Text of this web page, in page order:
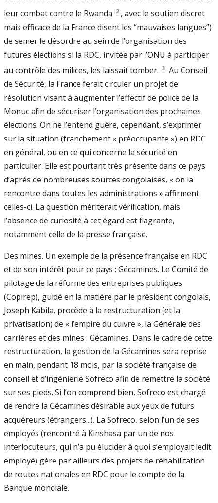
leur combat contre le Rwanda [2], avec le soutien discret
mais efficace de la France disent les “mauvaises langues”)
de semer le désordre au sein de l’organisation des
futures élections si la RDC, invitée par l’ONU à participer
au contrôle des milices, les laissait tomber. [3] Au Conseil
de Sécurité, la France ferait circuler un projet de
résolution visant à augmenter l’effectif de police de la
Monuc afin de sécuriser l’organisation des prochaines
élections. On ne l’entend guère, cependant, s’exprimer
sur la situation (franchement « préoccupante ») en RDC
en général, ou en ce qui concerne la sécurité en
particulier. Elle est pourtant très présente dans ce pays
d’après de nombreuses sources congolaises, « on la
rencontre dans toutes les administrations » affirment
celles-ci. La question mériterait vérification, mais
l’absence de curiosité à cet égard est flagrante,
notamment celle de la presse française.
Des mines. Un exemple de la présence française en RDC
et de son intérêt pour ce pays : Gécamines. Le Comité de
pilotage de la réforme des entreprises publiques
(Copirep), guidé en la matière par le président congolais,
Joseph Kabila, procède à la restructuration (et la
privatisation) de « l’empire du cuivre », la Générale des
carrières et des mines : Gécamines. Dans le cadre de cette
restructuration, la gestion de la Gécamines sera reprise
en main, pendant 18 mois, par la société française de
conseil et d’ingénierie Sofreco afin de remettre la société
sur ses pieds. Si l’on comprend bien, Sofreco est chargé
de rendre la Gécamines désirable aux yeux de futurs
acquéreurs (étrangers...). La Sofreco, selon l’un de ses
employés (rencontré à Kinshasa par un de nos
interlocuteurs, qui n’a pu élucider à quoi s’employait ledit
employé) gère par ailleurs des projets de réhabilitation
de routes nationales en RDC pour le compte de la
Banque mondiale.